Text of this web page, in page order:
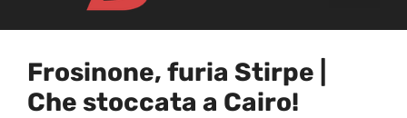
Frosinone, furia Stirpe |
Che stoccata a Cairo!